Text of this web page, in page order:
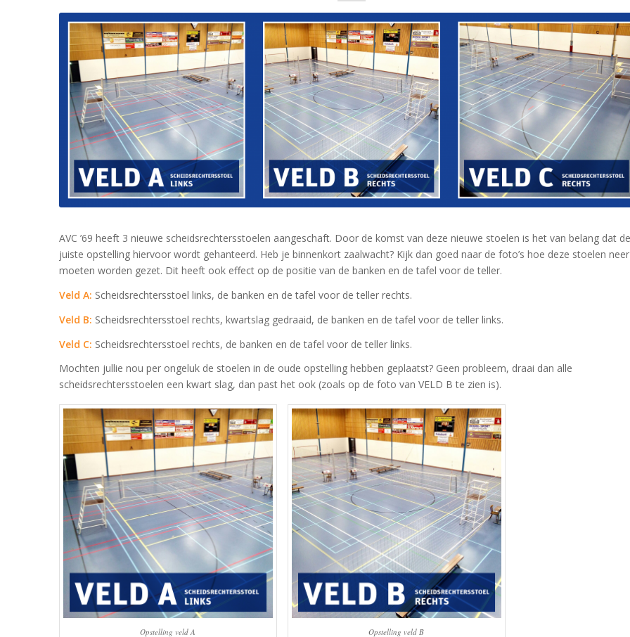
AVC ’69 heeft 3 nieuwe scheidsrechtersstoelen aangeschaft. Door de komst van deze nieuwe stoelen is het van belang dat de
juiste opstelling hiervoor wordt gehanteerd. Heb je binnenkort zaalwacht? Kijk dan goed naar de foto’s hoe deze stoelen neer
moeten worden gezet. Dit heeft ook effect op de positie van de banken en de tafel voor de teller.
Veld A: Scheidsrechtersstoel links, de banken en de tafel voor de teller rechts.
Veld B: Scheidsrechtersstoel rechts, kwartslag gedraaid, de banken en de tafel voor de teller links.
Veld C: Scheidsrechtersstoel rechts, de banken en de tafel voor de teller links.
Mochten jullie nou per ongeluk de stoelen in de oude opstelling hebben geplaatst? Geen probleem, draai dan alle
scheidsrechtersstoelen een kwart slag, dan past het ook (zoals op de foto van VELD B te zien is).
Opstelling veld A Opstelling veld B